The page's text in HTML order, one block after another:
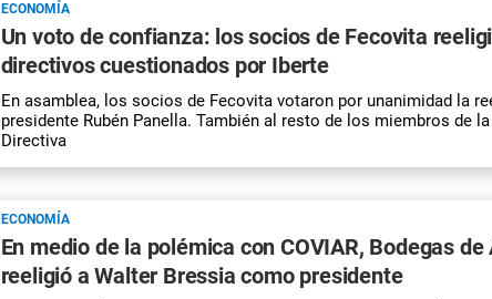
ECONOMÍA
Un voto de confianza: los socios de Fecovita
directivos cuestionados por Iberte
En asamblea, los socios de Fecovita votaron por unanimidad la
presidente Rubén Panella. También al resto de los miembros de
Directiva
ECONOMÍA
En medio de la polémica con COVIAR, Bodegas
reeligió a Walter Bressia como presidente